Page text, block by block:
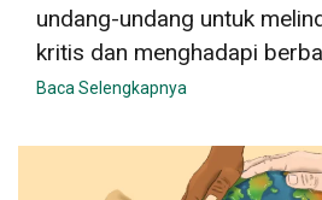
undang-undang untuk
kritis dan menghadapi
Baca Selengkapnya